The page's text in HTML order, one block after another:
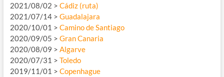
2021/08/02 > Cádiz (ruta)
2021/07/14 > Guadalajara
2020/10/01 > Camino de Santiago
2020/09/05 > Gran Canaria
2020/08/09 > Algarve
2020/07/31 > Toledo
2019/11/01 > Copenhague